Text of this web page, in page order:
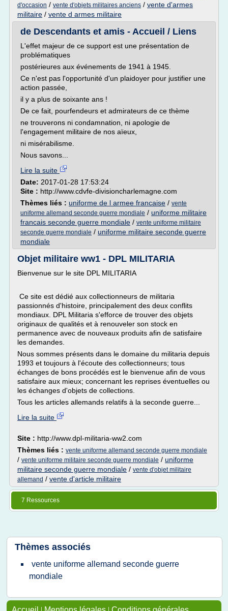
d'occasion / vente d'objets militaires anciens / vente d'armes
militaire / vente d armes militaire
de Descendants et amis - Accueil / Liens
L'effet majeur de ce support est une présentation de
problématiques
postérieures aux événements de 1941 à 1945.
Ce n'est pas l'opportunité d'un plaidoyer pour justifier une
action passée,
il y a plus de soixante ans !
De ce fait, pourfendeurs et admirateurs de ce thème
ne trouverons ni condamnation, ni apologie de
l'engagement militaire de nos aïeux,
ni misérabilisme.
Nous savons...
Lire la suite
Date: 2017-01-28 17:53:24
Site : http://www.cdvfe-divisioncharlemagne.com
Thèmes liés : uniforme de l armee francaise / vente
uniforme allemand seconde guerre mondiale / uniforme militaire
francais seconde guerre mondiale / vente uniforme militaire
seconde guerre mondiale / uniforme militaire seconde guerre
mondiale
Objet militaire ww1 - DPL MILITARIA
Bienvenue sur le site DPL MILITARIA
Ce site est dédié aux collectionneurs de militaria
passionnés d'histoire, principalement des deux conflits
mondiaux. DPL Militaria s'efforce de trouver des objets
originaux de qualités et à renouveler son stock en
permanence avec de nouveaux produits afin de satisfaire
les demandes.
Nous sommes présents dans le domaine du militaria depuis
1993 et toujours à l'écoute des collectionneurs; tous
échanges de bons procédés est le bienvenue afin de vous
satisfaire aux mieux; concernant les reprises éventuelles ou
les échanges d'objets de collections.
Tous les articles allemands relatifs à la seconde guerre...
Lire la suite
Site : http://www.dpl-militaria-ww2.com
Thèmes liés : vente uniforme allemand seconde guerre mondiale
/ vente uniforme militaire seconde guerre mondiale / uniforme
militaire seconde guerre mondiale / vente d'objet militaire
allemand / vente d'article militaire
7 Ressources
Thèmes associés
vente uniforme allemand seconde guerre
mondiale